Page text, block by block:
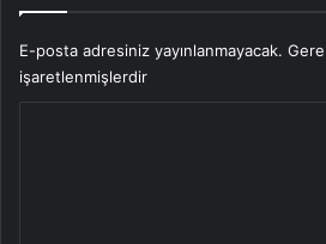
E-posta adresiniz yayınlanmayacak.
işaretlenmişlerdir